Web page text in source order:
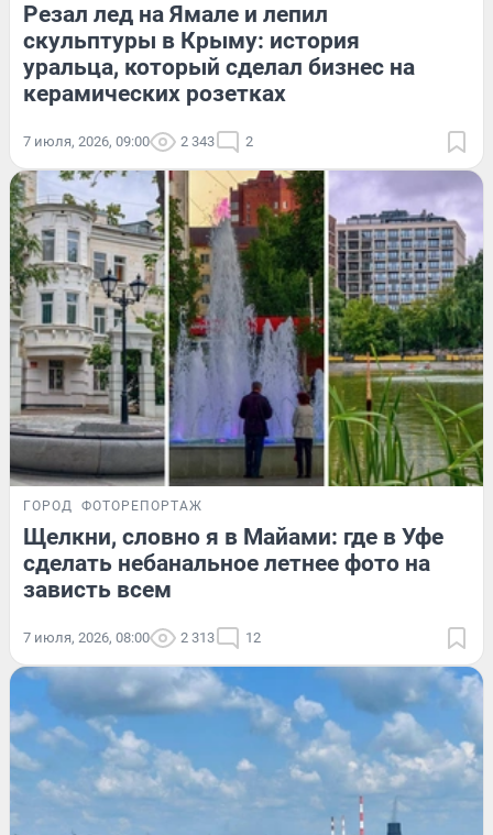
Резал лед на Ямале и лепил
скульптуры в Крыму: история
уральца, который сделал бизнес на
керамических розетках
7 июля, 2026, 09:00 2 343 2
ГОРОД ФОТОРЕПОРТАЖ
Щелкни, словно я в Майами: где в Уфе
сделать небанальное летнее фото на
зависть всем
7 июля, 2026, 08:00 2 313 12